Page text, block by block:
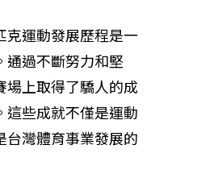
克運動發展歷程是一
通過不斷努力和堅
場上取得了驕人的成
這些成就不僅是運動
台灣體育事業發展的